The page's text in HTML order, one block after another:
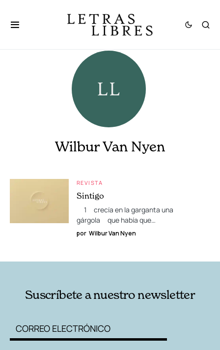
Wilbur Van Nyen
REVISTA
Sintigo
1 crecía en la garganta una
gárgola que había que…
por Wilbur Van Nyen
Suscríbete a nuestro newsletter